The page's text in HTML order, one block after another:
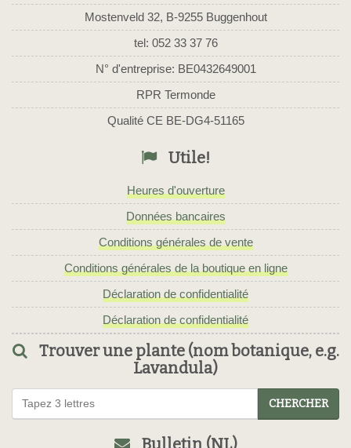
Mostenveld 32, B-9255 Buggenhout
tel: 052 33 37 76
N° d'entreprise: BE0432649001
RPR Termonde
Qualité CE BE-DG4-51165
Utile!
Heures d'ouverture
Données bancaires
Conditions générales de vente
Conditions générales de la boutique en ligne
Déclaration de confidentialité
Déclaration de confidentialité
Trouver une plante (nom botanique, e.g.
Lavandula)
CHERCHER
Bulletin (NL)